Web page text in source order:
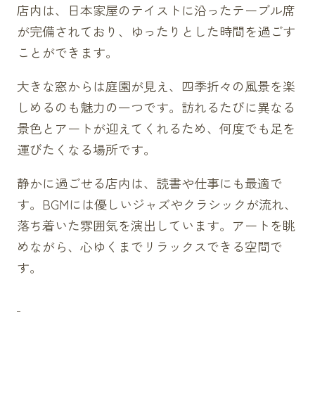
店内は、日本家屋のテイストに沿ったテーブル席
が完備されており、ゆったりとした時間を過ごす
ことができます。
大きな窓からは庭園が見え、四季折々の風景を楽
しめるのも魅力の一つです。訪れるたびに異なる
景色とアートが迎えてくれるため、何度でも足を
運びたくなる場所です。
静かに過ごせる店内は、読書や仕事にも最適で
す。BGMには優しいジャズやクラシックが流れ、
落ち着いた雰囲気を演出しています。アートを眺
めながら、心ゆくまでリラックスできる空間で
す。